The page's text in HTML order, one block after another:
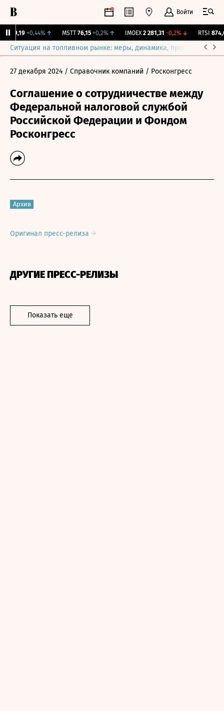
Войти
9,19 +0,44%↑ MSTT 76,15 +0,2%↑ IMOEX 2 281,31 -0,2%↓ RTSI
Ситуация на топливном рынке: меры, динамика, прогнозы
27 декабря 2024 / Справочник компаний / Росконгресс
Соглашение о сотрудничестве между
Федеральной налоговой службой
Российской Федерации и Фондом
Росконгресс
Архив
Оригинал пресс-релиза
ДРУГИЕ ПРЕСС-РЕЛИЗЫ
Показать еще